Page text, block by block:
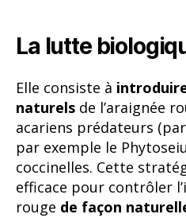
La lutte
Elle consiste à
naturels de l’araignée
acariens prédateurs
par exemple le
coccinelles. Cette
efficace pour contrôler
rouge de façon